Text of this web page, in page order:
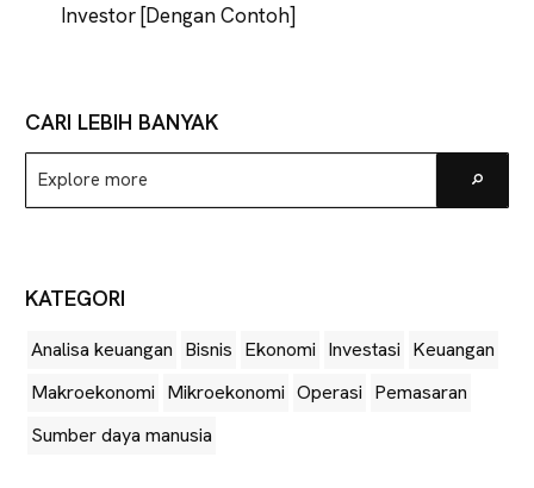
Investor [Dengan Contoh]
CARI LEBIH BANYAK
Explore
more
KATEGORI
Analisa keuangan Bisnis Ekonomi Investasi Keuangan
Makroekonomi Mikroekonomi Operasi Pemasaran
Sumber daya manusia